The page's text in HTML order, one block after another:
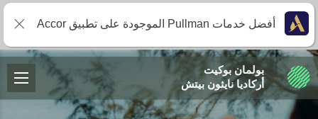
بولمان بوكيت
أركاديا نايثون بيتش
أفضل خدمات Pullman الموجودة على تطبيق Accor